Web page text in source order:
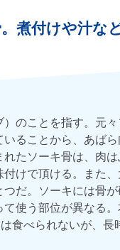
煮付けや汁な
のことを指す。元
ることから、あば
たソーキ骨は、肉
けで頂ける。また
だ。ソーキには骨
使う部位が異なる
べられないが、長